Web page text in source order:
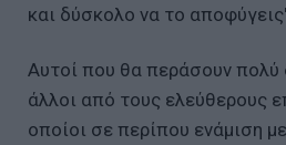
και δύσκολο να το
Αυτοί που θα περάσουν πολύ
άλλοι από τους ελεύθερους
οποίοι σε περίπου ενάμιση